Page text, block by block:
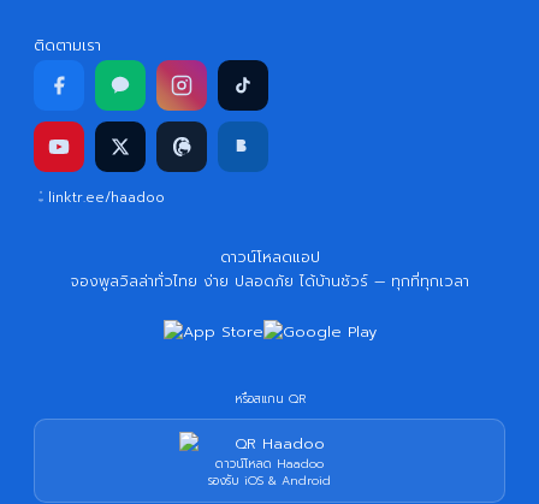
ติดตามเรา
linktr.ee/haadoo
ดาวน์โหลดแอป
จองพูลวิลล่าทั่วไทย ง่าย ปลอดภัย ได้บ้านชัวร์ — ทุกที่ทุกเวลา
หรือสแกน QR
ดาวน์โหลด Haadoo
รองรับ iOS & Android